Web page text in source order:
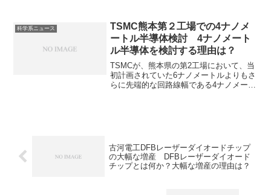
ートや腐食を防ぐためにも洗浄する必要
があります。フラックスとは何か、洗浄
装置に必要な性能は何かを知ることがで
きます。
科学系ニュース
TSMC熊本第２工場での4ナノメ
ートル半導体検討 4ナノメート
ル半導体を検討する理由は？
TSMCが、熊本県の第2工場において、当
初計画されていた6ナノメートルよりもさ
らに先端的な回路線幅である4ナノメート
古河電工DFBレーザーダイオードチップ
の大幅な増産 DFBレーザーダイオード
チップとは何か？大幅な増産の理由は？